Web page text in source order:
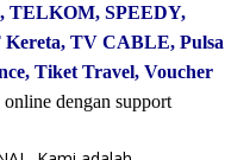
TELKOM, SPEEDY,
TV CABLE, Pulsa
Tiket Travel, Voucher
online dengan support